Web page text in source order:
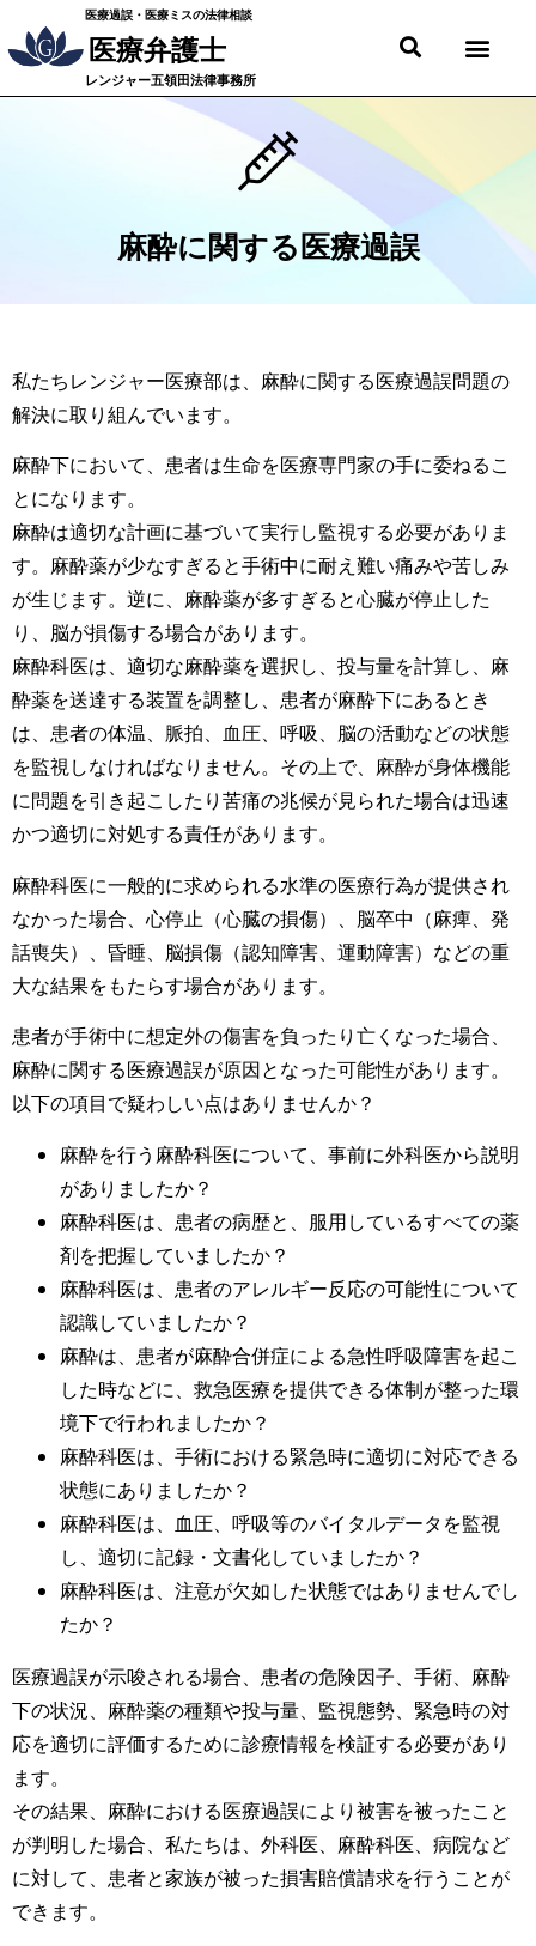
医療過誤・医療ミスの法律相談
医療弁護士
レンジャー五領田法律事務所
麻酔に関する医療過誤
私たちレンジャー医療部は、麻酔に関する医療過誤問題の
解決に取り組んでいます。
麻酔下において、患者は生命を医療専門家の手に委ねるこ
とになります。
麻酔は適切な計画に基づいて実行し監視する必要がありま
す。麻酔薬が少なすぎると手術中に耐え難い痛みや苦しみ
が生じます。逆に、麻酔薬が多すぎると心臓が停止した
り、脳が損傷する場合があります。
麻酔科医は、適切な麻酔薬を選択し、投与量を計算し、麻
酔薬を送達する装置を調整し、患者が麻酔下にあるとき
は、患者の体温、脈拍、血圧、呼吸、脳の活動などの状態
を監視しなければなりません。その上で、麻酔が身体機能
に問題を引き起こしたり苦痛の兆候が見られた場合は迅速
かつ適切に対処する責任があります。
麻酔科医に一般的に求められる水準の医療行為が提供され
なかった場合、心停止（心臓の損傷）、脳卒中（麻痺、発
話喪失）、昏睡、脳損傷（認知障害、運動障害）などの重
大な結果をもたらす場合があります。
患者が手術中に想定外の傷害を負ったり亡くなった場合、
麻酔に関する医療過誤が原因となった可能性があります。
以下の項目で疑わしい点はありませんか？
麻酔を行う麻酔科医について、事前に外科医から説明
がありましたか？
麻酔科医は、患者の病歴と、服用しているすべての薬
剤を把握していましたか？
麻酔科医は、患者のアレルギー反応の可能性について
認識していましたか？
麻酔は、患者が麻酔合併症による急性呼吸障害を起こ
した時などに、救急医療を提供できる体制が整った環
境下で行われましたか？
麻酔科医は、手術における緊急時に適切に対応できる
状態にありましたか？
麻酔科医は、血圧、呼吸等のバイタルデータを監視
し、適切に記録・文書化していましたか？
麻酔科医は、注意が欠如した状態ではありませんでし
たか？
医療過誤が示唆される場合、患者の危険因子、手術、麻酔
下の状況、麻酔薬の種類や投与量、監視態勢、緊急時の対
応を適切に評価するために診療情報を検証する必要があり
ます。
その結果、麻酔における医療過誤により被害を被ったこと
が判明した場合、私たちは、外科医、麻酔科医、病院など
に対して、患者と家族が被った損害賠償請求を行うことが
できます。